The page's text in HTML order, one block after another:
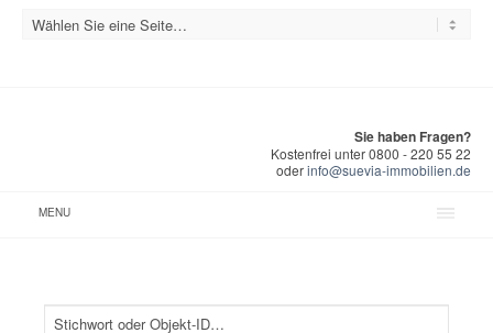
Sie haben Fragen?
Kostenfrei unter 0800 - 220 55 22
oderinfo@suevia-immobilien.de
MENU